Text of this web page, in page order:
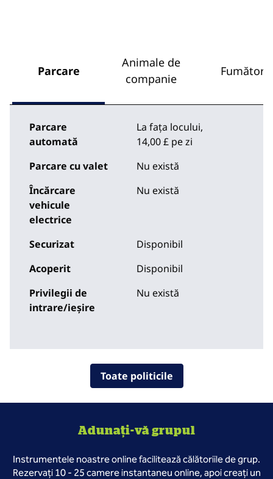
Parcare
Animale de
companie
Fumători
Parcare
automată
La fața locului,
14,00 £ pe zi
Parcare cu valet
Nu există
Încărcare
vehicule
electrice
Nu există
Securizat
Disponibil
Acoperit
Disponibil
Privilegii de
intrare/ieșire
Nu există
Toate politicile
Adunați-vă grupul
Instrumentele noastre online facilitează călătoriile de grup.
Rezervați 10 - 25 camere instantaneu online, apoi creați un